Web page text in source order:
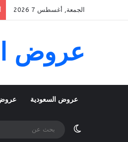
الجمعة, أغسطس 7 2026
عروض
عروض السعودية
الوضع المظلم